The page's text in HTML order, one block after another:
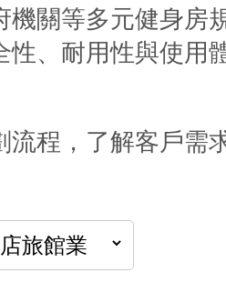
機關等多元健身房
性、耐用性與使用
流程，了解客戶需